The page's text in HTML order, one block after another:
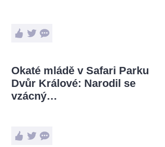
Okaté mládě v Safari Parku
Dvůr Králové: Narodil se
vzácný…